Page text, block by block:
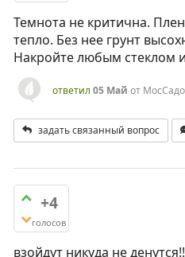
Темнота не критична.
тепло. Без нее грунт
Накройте любым стеклом
ответил 05 Май от
задать связанный вопрос
+4
голосов
взойдут никуда не